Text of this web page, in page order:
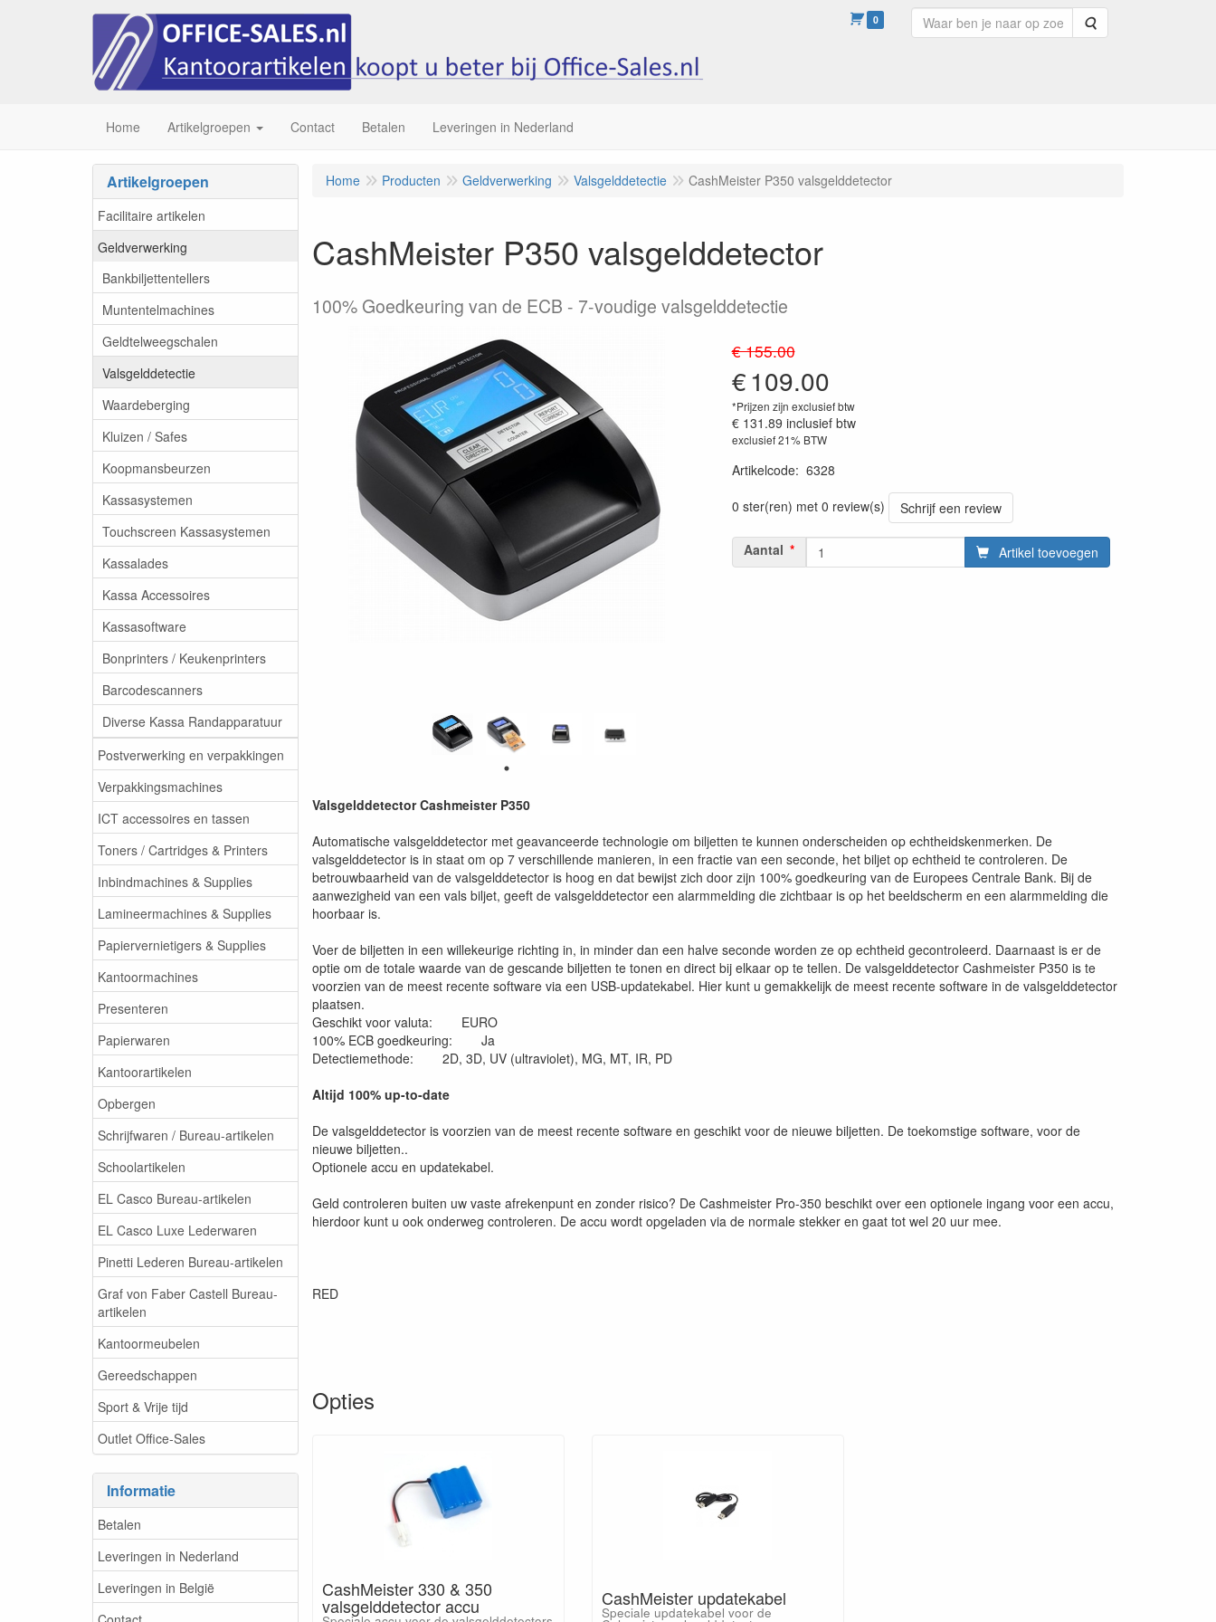
0 Zoeken
Home Artikelgroepen Contact Betalen Leveringen in Nederland
Artikelgroepen
Facilitaire artikelen
Geldverwerking
Bankbiljettentellers
Muntentelmachines
Geldtelweegschalen
Valsgelddetectie
Waardeberging
Kluizen / Safes
Koopmansbeurzen
Kassasystemen
Touchscreen Kassasystemen
Kassalades
Kassa Accessoires
Kassasoftware
Bonprinters / Keukenprinters
Barcodescanners
Diverse Kassa Randapparatuur
Postverwerking en verpakkingen
Verpakkingsmachines
ICT accessoires en tassen
Toners / Cartridges & Printers
Inbindmachines & Supplies
Lamineermachines & Supplies
Papiervernietigers & Supplies
Kantoormachines
Presenteren
Papierwaren
Kantoorartikelen
Opbergen
Schrijfwaren / Bureau-artikelen
Schoolartikelen
EL Casco Bureau-artikelen
EL Casco Luxe Lederwaren
Pinetti Lederen Bureau-artikelen
Graf von Faber Castell Bureau-
artikelen
Kantoormeubelen
Gereedschappen
Sport & Vrije tijd
Outlet Office-Sales
Informatie
Betalen
Leveringen in Nederland
Leveringen in België
Home Producten Geldverwerking Valsgelddetectie CashMeister P350 valsgelddetector
CashMeister P350 valsgelddetector
100% Goedkeuring van de ECB - 7-voudige valsgelddetectie
€ 155.00
€109.00
*Prijzen zijn exclusief btw
€ 131.89 inclusief btw
exclusief 21% BTW
Artikelcode: 6328
0 ster(ren) met 0 review(s)
Schrijf een review
Aantal Artikel toevoegen
Valsgelddetector Cashmeister P350
Automatische valsgelddetector met geavanceerde technologie om biljetten te kunnen onderscheiden op echtheidskenmerken. De
valsgelddetector is in staat om op 7 verschillende manieren, in een fractie van een seconde, het biljet op echtheid te controleren. De
betrouwbaarheid van de valsgelddetector is hoog en dat bewijst zich door zijn 100% goedkeuring van de Europees Centrale Bank. Bij de
aanwezigheid van een vals biljet, geeft de valsgelddetector een alarmmelding die zichtbaar is op het beeldscherm en een alarmmelding die
hoorbaar is.
Voer de biljetten in een willekeurige richting in, in minder dan een halve seconde worden ze op echtheid gecontroleerd. Daarnaast is er de
optie om de totale waarde van de gescande biljetten te tonen en direct bij elkaar op te tellen. De valsgelddetector Cashmeister P350 is te
voorzien van de meest recente software via een USB-updatekabel. Hier kunt u gemakkelijk de meest recente software in de valsgelddetector
plaatsen.
Geschikt voor valuta: EURO
100% ECB goedkeuring: Ja
Detectiemethode: 2D, 3D, UV (ultraviolet), MG, MT, IR, PD
Altijd 100% up-to-date
De valsgelddetector is voorzien van de meest recente software en geschikt voor de nieuwe biljetten. De toekomstige software, voor de
nieuwe biljetten..
Optionele accu en updatekabel.
Geld controleren buiten uw vaste afrekenpunt en zonder risico? De Cashmeister Pro-350 beschikt over een optionele ingang voor een accu,
hierdoor kunt u ook onderweg controleren. De accu wordt opgeladen via de normale stekker en gaat tot wel 20 uur mee.
RED
Opties
CashMeister 330 & 350
valsgelddetector accu CashMeister updatekabel
Speciale updatekabel voor de